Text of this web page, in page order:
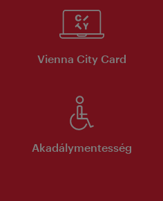
Vienna City Card
Akadálymentesség